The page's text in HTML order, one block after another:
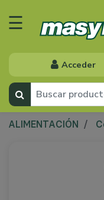
Acceder
☰
ALIMENTACIÓN